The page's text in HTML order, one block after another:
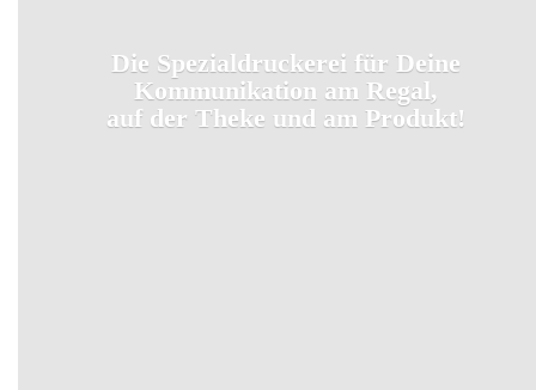
Die Spezialdruckerei für Deine
Kommunikation am Regal,
auf der Theke und am Produkt!